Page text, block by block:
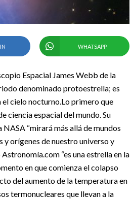
WHATSAPP
Espacial James Webb de la
denominado protoestrella; es
el cielo nocturno.Lo primero que
ciencia espacial del mundo. Su
“mirará más allá de mundos
orígenes de nuestro universo y
“es una estrella en la
en que comienza el colapso
del aumento de la temperatura en
termonucleares que llevan a la